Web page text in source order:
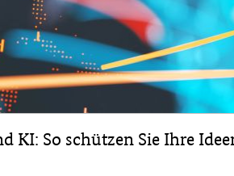
KI: So schützen Sie Ihre